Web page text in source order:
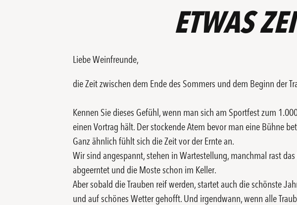
ETWAS
Liebe Weinfreunde,
die Zeit zwischen dem Ende des Sommers und dem Beginn der
Kennen Sie dieses Gefühl, wenn man sich am Sportfest zum
einen Vortrag hält. Der stockende Atem bevor man eine Bühne
Ganz ähnlich fühlt sich die Zeit vor der Ernte an.
Wir sind angespannt, stehen in Wartestellung, manchmal rast
abgeerntet und die Moste schon im Keller.
Aber sobald die Trauben reif werden, startet auch die schönste
und auf schönes Wetter gehofft. Und irgendwann, wenn alle